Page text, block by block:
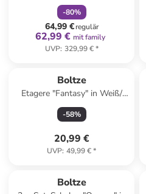
Creme
-80%
64,99 €regulär
62,99 € mit family
UVP: 329,99 €*
Boltze
Etagere "Fantasy" in Weiß/
Grün/ Pink - (H)24 x Ø 27 cm
-58%
20,99 €
UVP: 49,99 €*
Boltze